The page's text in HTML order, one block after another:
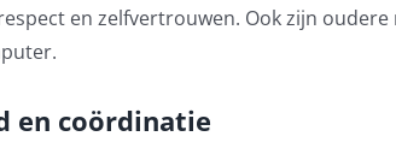
en zelfvertrouwen. Ook zijn oudere
en coördinatie